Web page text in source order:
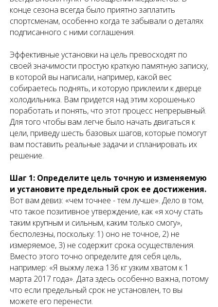
конце сезона всегда было приятно заплатить
спортсменам, особенно когда те забывали о деталях
подписанного с ними соглашения.
Эффективные установки на цель превосходят по
своей значимости простую краткую памятную записку,
в которой вы написали, например, какой вес
собираетесь поднять, и которую приклеили к дверце
холодильника. Вам придется над этим хорошенько
поработать и понять, что этот процесс непрерывный.
Для того чтобы вам легче было начать двигаться к
цели, приведу шесть базовых шагов, которые помогут
вам поставить реальные задачи и спланировать их
решение.
Шаг 1: Определите цель точную и изменяемую
и установите предельный срок ее достижения.
Вот вам девиз: «чем точнее - тем лучше». Дело в том,
что такое позитивное утверждение, как «я хочу стать
таким крупным и сильным, каким только смогу»,
бесполезны, поскольку: 1) оно не точное, 2) не
измеряемое, 3) не содержит срока осуществления.
Вместо этого точно определите для себя цель,
например: «Я выжму лежа 136 кг узким хватом к 1
марта 2017 года». Дата здесь особенно важна, потому
что если предельный срок не установлен, то вы
можете его перенести.